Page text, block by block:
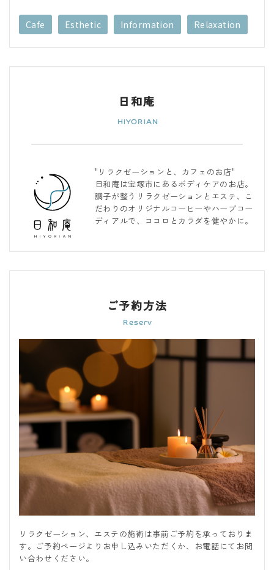
Cafe Esthetic Information Relaxation
日和庵
"リラクゼーションと、カフェのお店"
日和庵は宝塚市にあるボディケアのお店。
調子が整うリラクゼーションとエステ、こ
だわりのオリジナルコーヒーやハーブコー
ディアルで、ココロとカラダを健やかに。
ご予約方法
リラクゼーション、エステの施術は事前ご予約を承っておりま
す。ご予約ページよりお申し込みいただくか、お電話にてお問
い合わせください。